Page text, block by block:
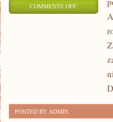
COMMENTS OFFON
POSTED BY ADMIN